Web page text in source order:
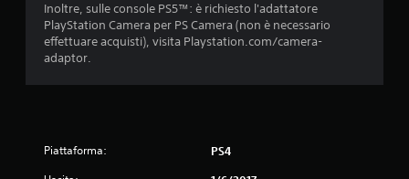
Inoltre, sulle console PS5™: è richiesto l'adattatore
PlayStation Camera per PS Camera (non è necessario
effettuare acquisti), visita Playstation.com/camera-
adaptor.
Piattaforma: PS4